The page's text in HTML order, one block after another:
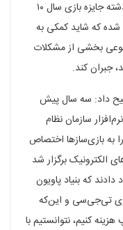
و ۳۶۰ میلیون تومن جایزه می‌دهیم. سال گذشته جایزه بازی سال ۱۰
۱۰۰ میلیون تومن شده که شاید کمکی به
بخشی از مشکلات
جبران کند.
داد: سه سال پیش
سازمان نظام
به بازی‌سازها اختصاص
الکترونیک برگزار شد
که بنیاد پاویون
تی‌جی‌سی و این‌که
کنیم، نتوانستیم با